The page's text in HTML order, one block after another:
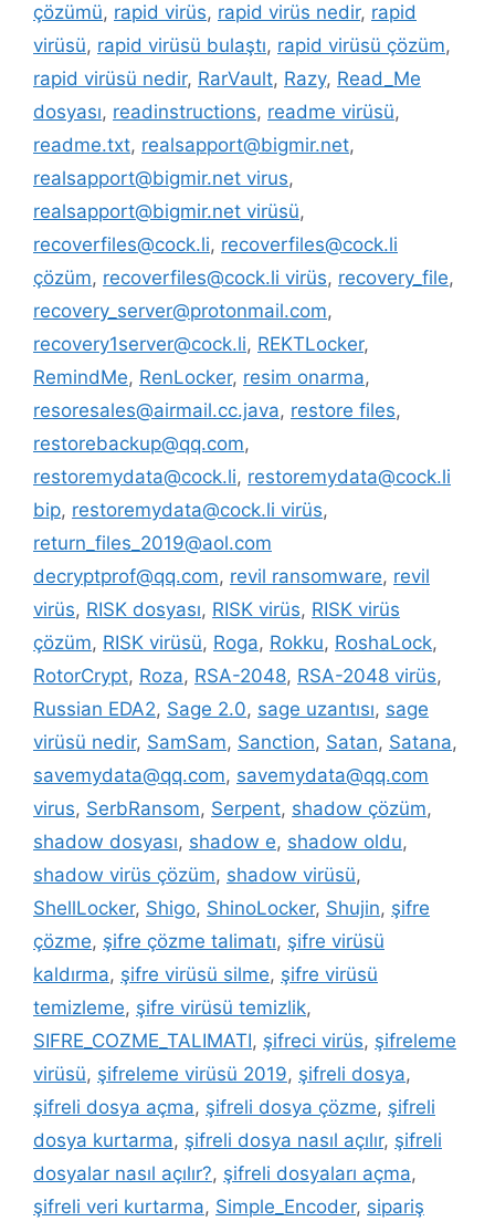
çözümü, rapid virüs, rapid virüs nedir, rapid
virüsü, rapid virüsü bulaştı, rapid virüsü çözüm,
rapid virüsü nedir, RarVault, Razy, Read_Me
dosyası, readinstructions, readme virüsü,
readme.txt, realsapport@bigmir.net,
realsapport@bigmir.net virus,
realsapport@bigmir.net virüsü,
recoverfiles@cock.li, recoverfiles@cock.li
çözüm, recoverfiles@cock.li virüs, recovery_file,
recovery_server@protonmail.com,
recovery1server@cock.li, REKTLocker,
RemindMe, RenLocker, resim onarma,
resoresales@airmail.cc.java, restore files,
restorebackup@qq.com,
restoremydata@cock.li, restoremydata@cock.li
bip, restoremydata@cock.li virüs,
return_files_2019@aol.com
decryptprof@qq.com, revil ransomware, revil
virüs, RISK dosyası, RISK virüs, RISK virüs
çözüm, RISK virüsü, Roga, Rokku, RoshaLock,
RotorCrypt, Roza, RSA-2048, RSA-2048 virüs,
Russian EDA2, Sage 2.0, sage uzantısı, sage
virüsü nedir, SamSam, Sanction, Satan, Satana,
savemydata@qq.com, savemydata@qq.com
virus, SerbRansom, Serpent, shadow çözüm,
shadow dosyası, shadow e, shadow oldu,
shadow virüs çözüm, shadow virüsü,
ShellLocker, Shigo, ShinoLocker, Shujin, şifre
çözme, şifre çözme talimatı, şifre virüsü
kaldırma, şifre virüsü silme, şifre virüsü
temizleme, şifre virüsü temizlik,
SIFRE_COZME_TALIMATI, şifreci virüs, şifreleme
virüsü, şifreleme virüsü 2019, şifreli dosya,
şifreli dosya açma, şifreli dosya çözme, şifreli
dosya kurtarma, şifreli dosya nasıl açılır, şifreli
dosyalar nasıl açılır?, şifreli dosyaları açma,
şifreli veri kurtarma, Simple_Encoder, sipariş